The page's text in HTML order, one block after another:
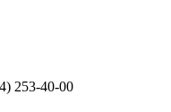
253-40-00